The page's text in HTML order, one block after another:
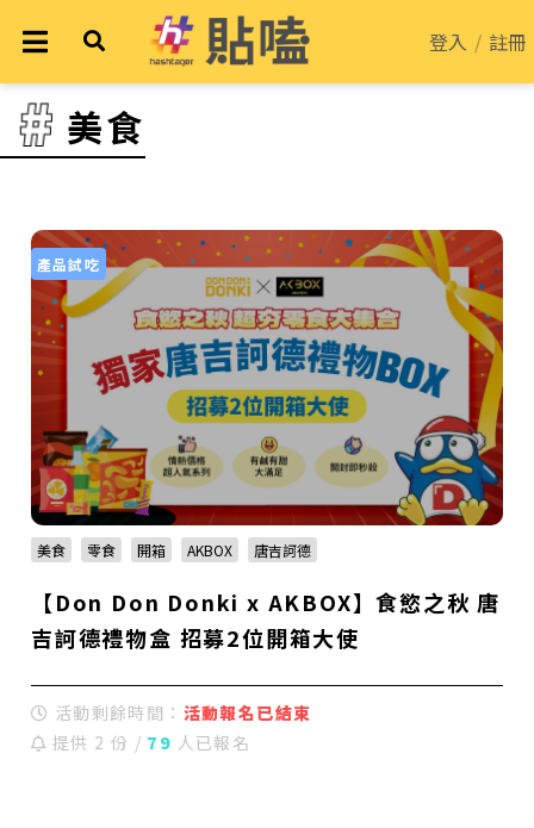
登入 / 註冊
美食
產品試吃
美食 零食 開箱 AKBOX 唐吉訶德
【Don Don Donki x AKBOX】食慾之秋 唐
吉訶德禮物盒 招募2位開箱大使
活動剩餘時間： 活動報名已結束
提供 2 份 / 79 人已報名